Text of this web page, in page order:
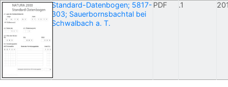
Standard-Datenbogen; 5817-
303; Sauerbornsbachtal bei
Schwalbach a. T.
PDF .1